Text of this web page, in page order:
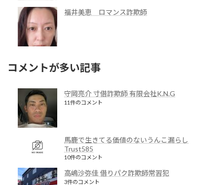
福井美恵 ロマンス詐欺師
コメントが多い記事
守岡亮介 寸借詐欺師 有限会社K.N.G
11件のコメント
馬鹿で生きてる価値のないうんこ漏らし
Trust585
10件のコメント
高嶋沙弥佳 借りパク詐欺師常習犯
3件のコメント